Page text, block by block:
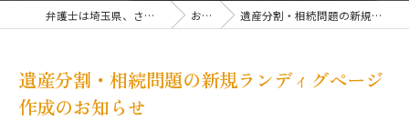
弁護士は埼玉県、さいたま市の樟葉法律事務所 お知らせ 遺産分割・相続問題の新規ランディグページ作成のお知らせ
遺産分割・相続問題の新規ランディグページ
作成のお知らせ